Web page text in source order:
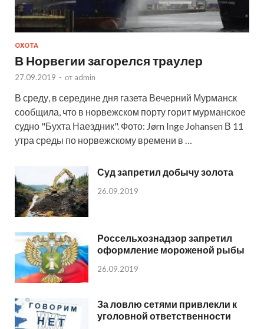
ОХОТА
В Норвегии загорелся траулер
27.09.2019 - от admin
В среду, в середине дня газета Вечерний Мурманск
сообщила, что в норвежском порту горит мурманское
судно "Бухта Наездник". Фото: Jørn Inge Johansen В 11
утра среды по норвежскому времени в …
Суд запретил добычу золота
26.09.2019
Россельхознадзор запретил
оформление мороженой рыбы
26.09.2019
За ловлю сетями привлекли к
уголовной ответственности